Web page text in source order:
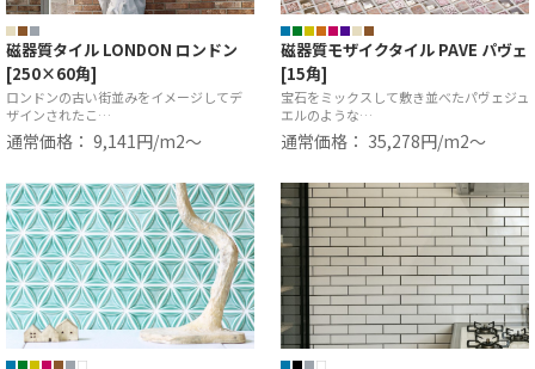
磁器質タイル LONDON ロンドン
[250×60角]
ロンドンの古い街並みをイメージしてデ
ザインされたこ…
通常価格： 9,141円/m2〜
磁器質モザイクタイル PAVE パヴェ
[15角]
宝石をミックスして敷き並べたパヴェジュ
エルのような…
通常価格： 35,278円/m2〜